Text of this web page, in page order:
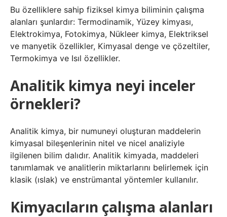
Bu özelliklere sahip fiziksel kimya biliminin çalışma
alanları şunlardır: Termodinamik, Yüzey kimyası,
Elektrokimya, Fotokimya, Nükleer kimya, Elektriksel
ve manyetik özellikler, Kimyasal denge ve çözeltiler,
Termokimya ve Isıl özellikler.
Analitik kimya neyi inceler
örnekleri?
Analitik kimya, bir numuneyi oluşturan maddelerin
kimyasal bileşenlerinin nitel ve nicel analiziyle
ilgilenen bilim dalıdır. Analitik kimyada, maddeleri
tanımlamak ve analitlerin miktarlarını belirlemek için
klasik (ıslak) ve enstrümantal yöntemler kullanılır.
Kimyacıların çalışma alanları